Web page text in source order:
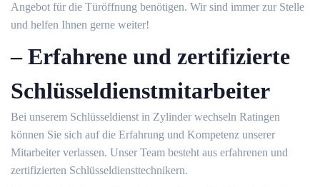
Angebot für die Türöffnung benötigen.​ Wir sind immer zur Stelle
und helfen Ihnen gerne weiter!​
– Erfahrene und zertifizierte
Schlüsseldienstmitarbeiter
Bei unserem Schlüsseldienst in Zylinder wechseln Ratingen
können Sie sich auf die Erfahrung und Kompetenz unserer
Mitarbeiter verlassen. Unser Team besteht aus erfahrenen und
zertifizierten Schlüsseldiensttechnikern.​